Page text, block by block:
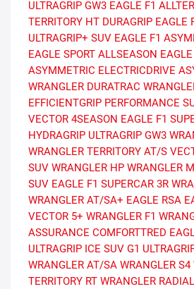
ULTRAGRIP GW3 EAGLE F1
TERRITORY HT DURAGRIP EAGLE
ULTRAGRIP+ SUV EAGLE F1
EAGLE SPORT ALLSEASON
ASYMMETRIC ELECTRICDRIVE
WRANGLER DURATRAC
EFFICIENTGRIP PERFORMANCE
VECTOR 4SEASON EAGLE F1
HYDRAGRIP ULTRAGRIP GW3
WRANGLER TERRITORY AT/S
SUV WRANGLER HP WRANGLER
SUV EAGLE F1 SUPERCAR 3R
WRANGLER AT/SA+ EAGLE RSA
VECTOR 5+ WRANGLER F1
ASSURANCE COMFORTTRED
ULTRAGRIP ICE SUV G1
WRANGLER AT/SA WRANGLER S4
TERRITORY RT WRANGLER RADIAL